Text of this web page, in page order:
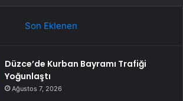
Son Eklenen
Düzce’de Kurban Bayramı Trafiği
Yoğunlaştı
Ağustos 7, 2026